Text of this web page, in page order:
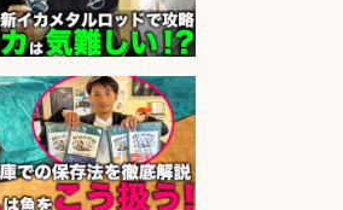
情報を見る